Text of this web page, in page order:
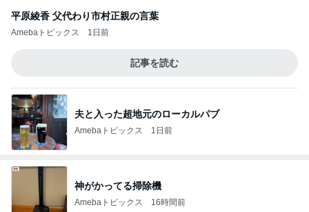
平原綾香 父代わり市村正親の言葉
Amebaトピックス 1日前
記事を読む
夫と入った超地元のローカルパブ
Amebaトピックス 1日前
神がかってる掃除機
Amebaトピックス 16時間前